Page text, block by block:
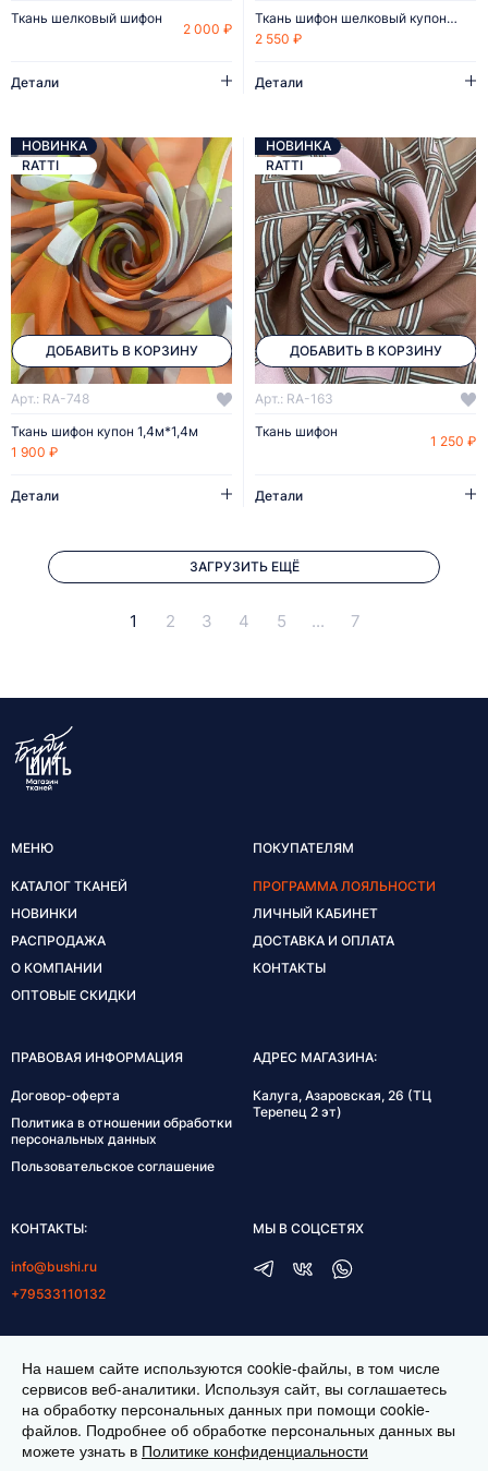
Ткань шелковый шифон
2 000 ₽
Детали
Ткань шифон шелковый купон 0,9м*1,4м
2 550 ₽
Детали
ДОБАВИТЬ В КОРЗИНУ
НОВИНКА
RATTI
Арт.: RA-748
Ткань шифон купон 1,4м*1,4м
1 900 ₽
Детали
ДОБАВИТЬ В КОРЗИНУ
НОВИНКА
RATTI
Арт.: RA-163
Ткань шифон
1 250 ₽
Детали
ЗАГРУЗИТЬ ЕЩЁ
1 2 3 4 5 ... 7
МЕНЮ
КАТАЛОГ ТКАНЕЙ
НОВИНКИ
РАСПРОДАЖА
О КОМПАНИИ
ОПТОВЫЕ СКИДКИ
ПОКУПАТЕЛЯМ
ПРОГРАММА ЛОЯЛЬНОСТИ
ЛИЧНЫЙ КАБИНЕТ
ДОСТАВКА И ОПЛАТА
КОНТАКТЫ
ПРАВОВАЯ ИНФОРМАЦИЯ
Договор-оферта
Политика в отношении обработки
персональных данных
Пользовательское соглашение
АДРЕС МАГАЗИНА:
Калуга, Азаровская, 26 (ТЦ
Терепец 2 эт)
КОНТАКТЫ:
info@bushi.ru
+79533110132
пн-пт 10:00-19:00
сб 11:00-17:00
МЫ В СОЦСЕТЯХ
На нашем сайте используются cookie-файлы, в том числе
сервисов веб-аналитики. Используя сайт, вы соглашаетесь
на обработку персональных данных при помощи cookie-
файлов. Подробнее об обработке персональных данных вы
можете узнать в Политике конфиденциальности